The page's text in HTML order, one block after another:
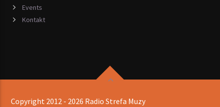
Events
Kontakt
Copyright 2012 - 2026 Radio Strefa Muzy